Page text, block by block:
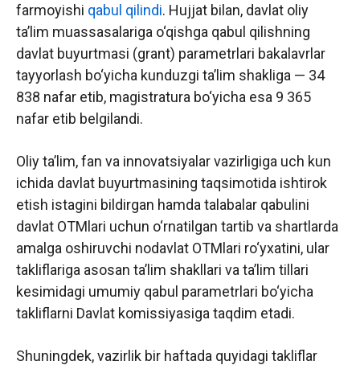
farmoyishi qabul qilindi. Hujjat bilan, davlat oliy
ta’lim muassasalariga o‘qishga qabul qilishning
davlat buyurtmasi (grant) parametrlari bakalavrlar
tayyorlash bo‘yicha kunduzgi ta’lim shakliga — 34
838 nafar etib, magistratura bo‘yicha esa 9 365
nafar etib belgilandi.
Oliy ta’lim, fan va innovatsiyalar vazirligiga uch kun
ichida davlat buyurtmasining taqsimotida ishtirok
etish istagini bildirgan hamda talabalar qabulini
davlat OTMlari uchun o‘rnatilgan tartib va shartlarda
amalga oshiruvchi nodavlat OTMlari ro‘yxatini, ular
takliflariga asosan ta’lim shakllari va ta’lim tillari
kesimidagi umumiy qabul parametrlari bo‘yicha
takliflarni Davlat komissiyasiga taqdim etadi.
Shuningdek, vazirlik bir haftada quyidagi takliflar